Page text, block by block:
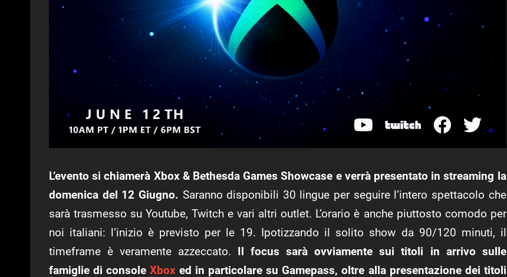
L’evento si chiamerà Xbox & Bethesda Games Showcase e verrà presentato in streaming la
domenica del 12 Giugno. Saranno disponibili 30 lingue per seguire l’intero spettacolo che
sarà trasmesso su Youtube, Twitch e vari altri outlet. L’orario è anche piuttosto comodo per
noi italiani: l’inizio è previsto per le 19. Ipotizzando il solito show da 90/120 minuti, il
timeframe è veramente azzeccato. Il focus sarà ovviamente sui titoli in arrivo sulle
famiglie di consoleXbox ed in particolare su Gamepass, oltre alla presentazione dei titoli